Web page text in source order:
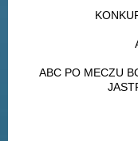
ABC PO MECZU